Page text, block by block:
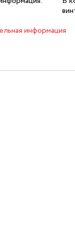
информация